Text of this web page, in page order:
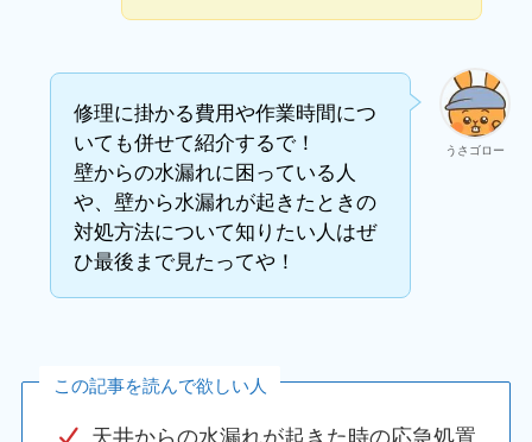
うさゴロー
修理に掛かる費用や作業時間につ
いても併せて紹介するで！
壁からの水漏れに困っている人
や、壁から水漏れが起きたときの
対処方法について知りたい人はぜ
ひ最後まで見たってや！
この記事を読んで欲しい人
天井からの水漏れが起きた時の応急処置